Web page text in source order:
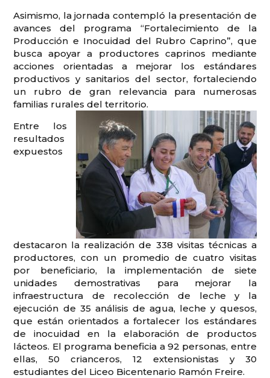
Asimismo, la jornada contempló la presentación de
avances del programa “Fortalecimiento de la
Producción e Inocuidad del Rubro Caprino”, que
busca apoyar a productores caprinos mediante
acciones orientadas a mejorar los estándares
productivos y sanitarios del sector, fortaleciendo
un rubro de gran relevancia para numerosas
familias rurales del territorio.
Entre los
resultados
expuestos
destacaron la realización de 338 visitas técnicas a
productores, con un promedio de cuatro visitas
por beneficiario, la implementación de siete
unidades demostrativas para mejorar la
infraestructura de recolección de leche y la
ejecución de 35 análisis de agua, leche y quesos,
que están orientados a fortalecer los estándares
de inocuidad en la elaboración de productos
lácteos. El programa beneficia a 92 personas, entre
ellas, 50 crianceros, 12 extensionistas y 30
estudiantes del Liceo Bicentenario Ramón Freire.